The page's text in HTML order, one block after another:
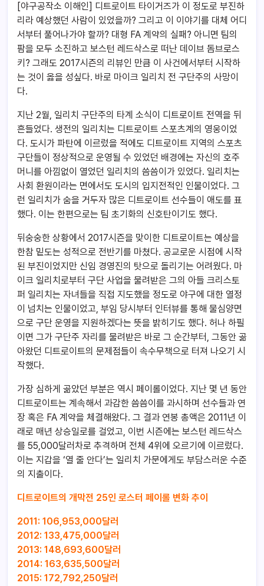
[야구공작소 이해인] 디트로이트 타이거즈가 이 정도로 부진하
리라 예상했던 사람이 있었을까? 그리고 이 이야기를 대체 어디
서부터 풀어나가야 할까? 대형 FA 계약의 실패? 아니면 팀의
팜을 모두 소진하고 보스턴 레드삭스로 떠난 데이브 돔브로스
키? 그래도 2017시즌의 리뷰인 만큼 이 사건에서부터 시작하
는 것이 옳을 성싶다. 바로 마이크 일리치 전 구단주의 사망이
다.
지난 2월, 일리치 구단주의 타계 소식이 디트로이트 전역을 뒤
흔들었다. 생전의 일리치는 디트로이트 스포츠계의 영웅이었
다. 도시가 파탄에 이르렀을 적에도 디트로이트 지역의 스포츠
구단들이 정상적으로 운영될 수 있었던 배경에는 자신의 호주
머니를 아낌없이 열었던 일리치의 씀씀이가 있었다. 일리치는
사회 환원이라는 면에서도 도시의 입지전적인 인물이었다. 그
런 일리치가 숨을 거두자 많은 디트로이트 선수들이 애도를 표
했다. 이는 한편으로는 팀 초기화의 신호탄이기도 했다.
뒤숭숭한 상황에서 2017시즌을 맞이한 디트로이트는 예상을
한참 밑도는 성적으로 전반기를 마쳤다. 공교로운 시점에 시작
된 부진이었지만 신임 경영진의 탓으로 돌리기는 어려웠다. 마
이크 일리치로부터 구단 사업을 물려받은 그의 아들 크리스토
퍼 일리치는 자녀들을 직접 지도했을 정도로 야구에 대한 열정
이 넘치는 인물이었고, 부임 당시부터 인터뷰를 통해 물심양면
으로 구단 운영을 지원하겠다는 뜻을 밝히기도 했다. 허나 하필
이면 그가 구단주 자리를 물려받은 바로 그 순간부터, 그동안 곪
아왔던 디트로이트의 문제점들이 속수무책으로 터져 나오기 시
작했다.
가장 심하게 곪았던 부분은 역시 페이롤이었다. 지난 몇 년 동안
디트로이트는 계속해서 과감한 씀씀이를 과시하며 선수들과 연
장 혹은 FA 계약을 체결해왔다. 그 결과 연봉 총액은 2011년 이
래로 매년 상승일로를 걸었고, 이번 시즌에는 보스턴 레드삭스
를 55,000달러차로 추격하며 전체 4위에 오르기에 이르렀다.
이는 지갑을 ‘열 줄 안다’는 일리치 가문에게도 부담스러운 수준
의 지출이다.
디트로이트의 개막전 25인 로스터 페이롤 변화 추이
2011: 106,953,000달러
2012: 133,475,000달러
2013: 148,693,600달러
2014: 163,635,500달러
2015: 172,792,250달러